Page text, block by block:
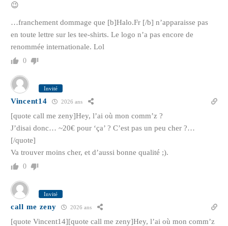
😉
…franchement dommage que [b]Halo.Fr [/b] n’apparaisse pas
en toute lettre sur les tee-shirts. Le logo n’a pas encore de
renommée internationale. Lol
0
Invité
Vincent14 2026 ans
[quote call me zeny]Hey, l’ai où mon comm’z ?
J’disai donc… ~20€ pour ‘ça’ ? C’est pas un peu cher ?…
[/quote]
Va trouver moins cher, et d’aussi bonne qualité ;).
0
Invité
call me zeny 2026 ans
[quote Vincent14][quote call me zeny]Hey, l’ai où mon comm’z